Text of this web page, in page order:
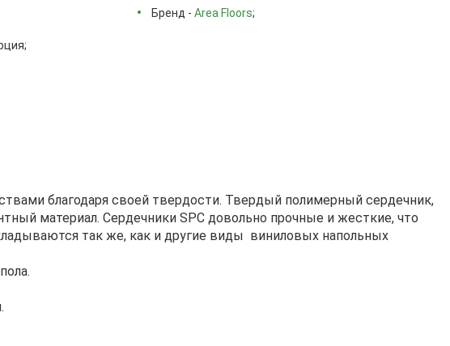
Бренд - Area Floors;
благодаря своей твердости. Твердый полимерный сердечник,
материал. Сердечники SPC довольно прочные и жесткие, что
так же, как и другие виды виниловых напольных